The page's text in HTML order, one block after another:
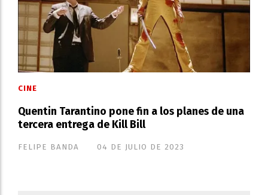
Quentin Tarantino pone fin a los planes de una
tercera entrega de Kill Bill
FELIPE BANDA
CINE
04 DE JULIO DE 2023